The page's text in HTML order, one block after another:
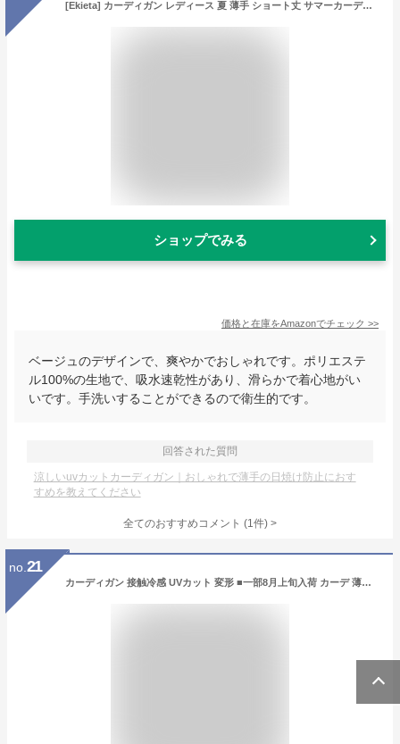
[Ekieta] カーディガン レディース 夏 薄手 ショート丈 サマーカーディガン レディース UVカット 日焼け防止 冷房対策 吸汗速乾 通勤通学 紫外線対策 可愛い
ショップでみる
価格と在庫をAmazonでチェック >>
ベージュのデザインで、爽やかでおしゃれです。ポリエステ
ル100%の生地で、吸水速乾性があり、滑らかで着心地がい
いです。手洗いすることができるので衛生的です。
回答された質問
涼しいuvカットカーディガン｜おしゃれで薄手の日焼け防止におす
すめを教えてください
全てのおすすめコメント (1件) >
no. 21
カーディガン 接触冷感 UVカット 変形 ■一部8月上旬入荷 カーデ 薄手 レディース トップス ドルマン チュニック 紫外線対策 海 自転車 アウトドア ロング 長袖 ケープ ライトアウター 羽織 軽量 長い コクーン お尻が隠れる 体型カバー 大きいサイズ 黒 白 春 夏 HUG.U